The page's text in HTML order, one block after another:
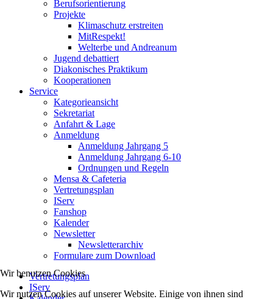
Berufsorientierung
Projekte
Klimaschutz erstreiten
MitRespekt!
Welterbe und Andreanum
Jugend debattiert
Diakonisches Praktikum
Kooperationen
Service
Kategorieansicht
Sekretariat
Anfahrt & Lage
Anmeldung
Anmeldung Jahrgang 5
Anmeldung Jahrgang 6-10
Ordnungen und Regeln
Mensa & Cafeteria
Vertretungsplan
IServ
Fanshop
Kalender
Newsletter
Newsletterarchiv
Formulare zum Download
Vertretungsplan
IServ
Wir benutzen Cookies
Wir nutzen Cookies auf unserer Website. Einige von ihnen sind